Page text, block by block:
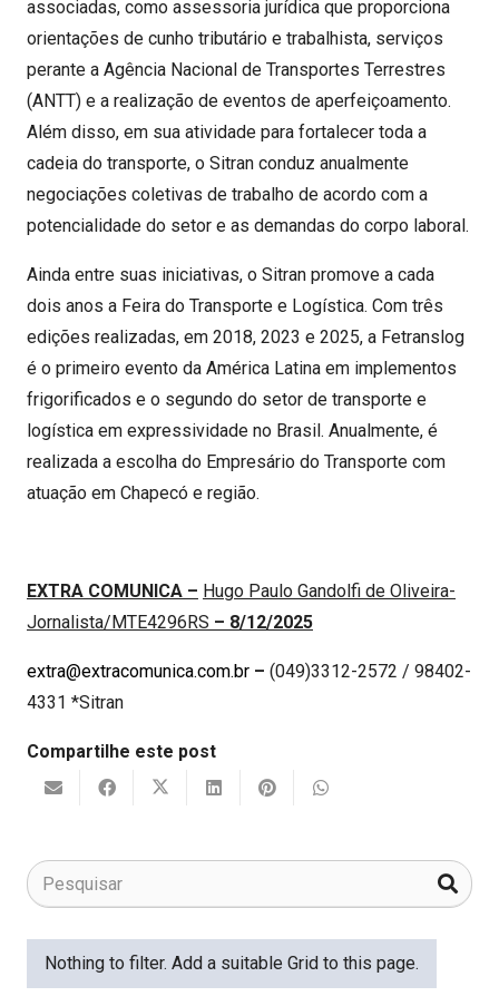
associadas, como assessoria jurídica que proporciona
orientações de cunho tributário e trabalhista, serviços
perante a Agência Nacional de Transportes Terrestres
(ANTT) e a realização de eventos de aperfeiçoamento.
Além disso, em sua atividade para fortalecer toda a
cadeia do transporte, o Sitran conduz anualmente
negociações coletivas de trabalho de acordo com a
potencialidade do setor e as demandas do corpo laboral.
Ainda entre suas iniciativas, o Sitran promove a cada
dois anos a Feira do Transporte e Logística. Com três
edições realizadas, em 2018, 2023 e 2025, a Fetranslog
é o primeiro evento da América Latina em implementos
frigorificados e o segundo do setor de transporte e
logística em expressividade no Brasil. Anualmente, é
realizada a escolha do Empresário do Transporte com
atuação em Chapecó e região.
EXTRA COMUNICA – Hugo Paulo Gandolfi de Oliveira-
Jornalista/MTE4296RS – 8/12/2025
extra@extracomunica.com.br – (049)3312-2572 / 98402-
4331 *Sitran
Compartilhe este post
Nothing to filter. Add a suitable Grid to this page.